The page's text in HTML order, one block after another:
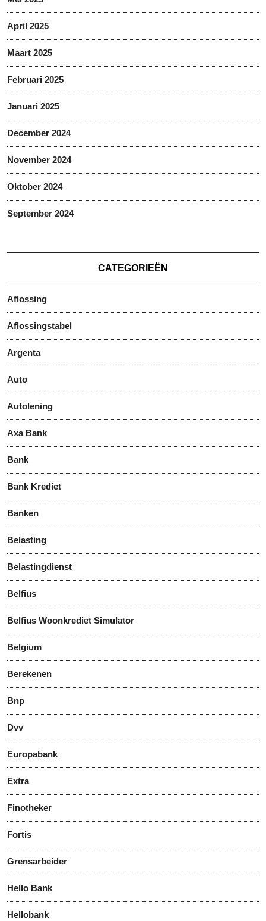
April 2025
Maart 2025
Februari 2025
Januari 2025
December 2024
November 2024
Oktober 2024
September 2024
CATEGORIEËN
Aflossing
Aflossingstabel
Argenta
Auto
Autolening
Axa Bank
Bank
Bank Krediet
Banken
Belasting
Belastingdienst
Belfius
Belfius Woonkrediet Simulator
Belgium
Berekenen
Bnp
Dvv
Europabank
Extra
Finotheker
Fortis
Grensarbeider
Hello Bank
Hellobank